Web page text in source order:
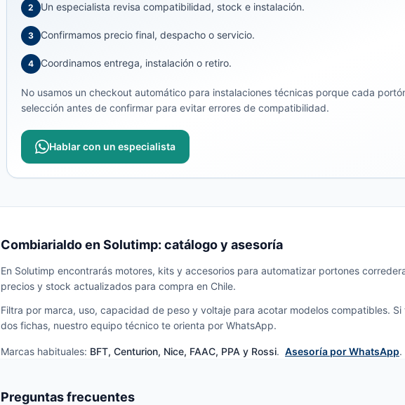
2 Un especialista revisa compatibilidad, stock e instalación.
3 Confirmamos precio final, despacho o servicio.
4 Coordinamos entrega, instalación o retiro.
No usamos un checkout automático para instalaciones técnicas porque cada
selección antes de confirmar para evitar errores de compatibilidad.
Hablar con un especialista
Combiarialdo en Solutimp: catálogo y asesoría
En Solutimp encontrarás motores, kits y accesorios para automatizar portones
precios y stock actualizados para compra en Chile.
Filtra por marca, uso, capacidad de peso y voltaje para acotar modelos compatibles.
dos fichas, nuestro equipo técnico te orienta por WhatsApp.
Marcas habituales: BFT, Centurion, Nice, FAAC, PPA y Rossi. Asesoría por WhatsApp.
Preguntas frecuentes